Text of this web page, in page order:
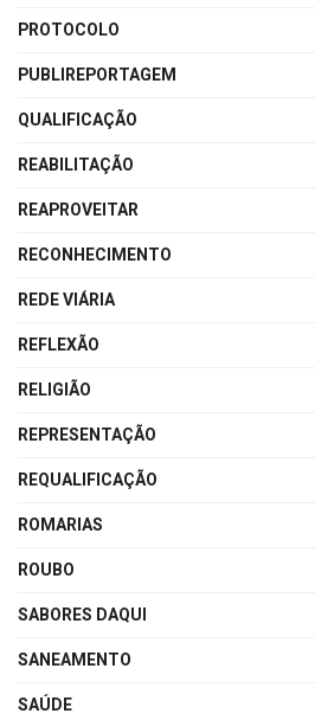
PROTOCOLO
PUBLIREPORTAGEM
QUALIFICAÇÃO
REABILITAÇÃO
REAPROVEITAR
RECONHECIMENTO
REDE VIÁRIA
REFLEXÃO
RELIGIÃO
REPRESENTAÇÃO
REQUALIFICAÇÃO
ROMARIAS
ROUBO
SABORES DAQUI
SANEAMENTO
SAÚDE